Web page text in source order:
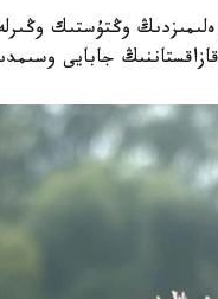
وڭتۇستىك
جابايى